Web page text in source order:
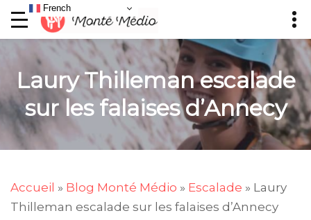
Laury Thilleman escalade
sur les falaises d’Annecy
Accueil » Blog Monté Médio » Escalade » Laury
Thilleman escalade sur les falaises d’Annecy
French